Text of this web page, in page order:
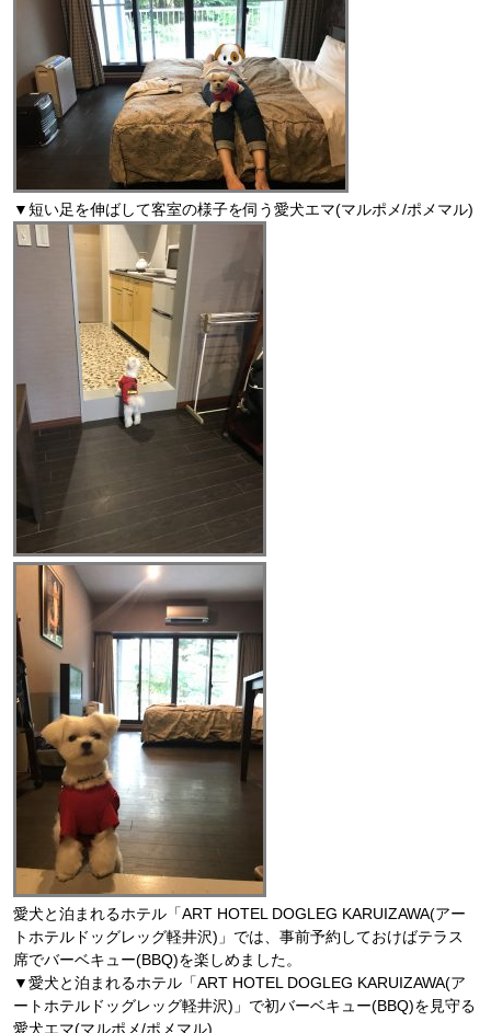
▼短い足を伸ばして客室の様子を伺う愛犬エマ(マルポメ/ポメマル)
愛犬と泊まれるホテル「ART HOTEL DOGLEG KARUIZAWA(アー
トホテルドッグレッグ軽井沢)」では、事前予約しておけばテラス
席でバーベキュー(BBQ)を楽しめました。
▼愛犬と泊まれるホテル「ART HOTEL DOGLEG KARUIZAWA(ア
ートホテルドッグレッグ軽井沢)」で初バーベキュー(BBQ)を見守る
愛犬エマ(マルポメ/ポメマル)